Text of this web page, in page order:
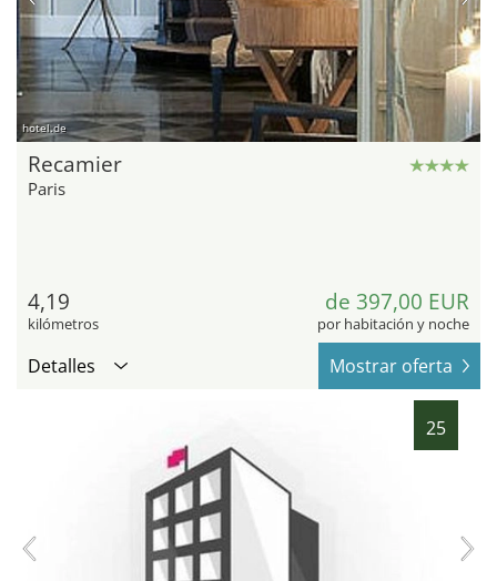
hotel.de
Recamier
Paris
4,19
kilómetros
de 397,00 EUR
por habitación y noche
Detalles Mostrar oferta
25